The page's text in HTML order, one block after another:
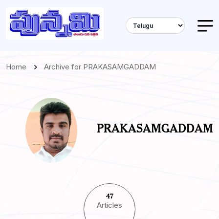
Home Archive for PRAKASAMGADDAM
PRAKASAMGADDAM
47
Articles